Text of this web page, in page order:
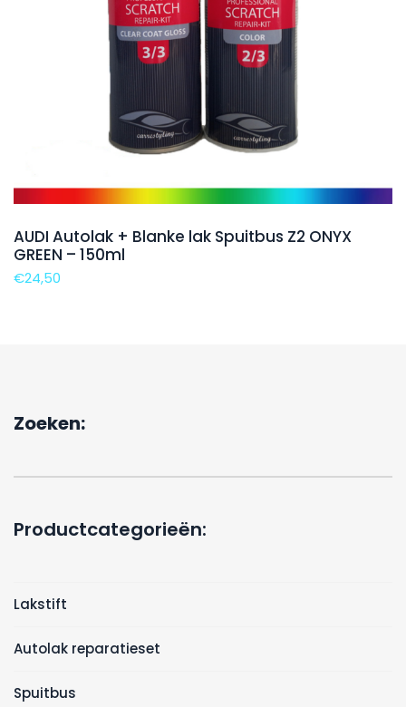
AUDI Autolak + Blanke lak Spuitbus Z2 ONYX
GREEN – 150ml
€24,50
Zoeken:
Productcategorieën:
Lakstift
Autolak reparatieset
Spuitbus